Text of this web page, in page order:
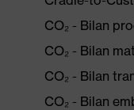
CO₂ - Bilan
CO₂ - Bilan
CO₂ - Bilan
CO₂ - Bilan